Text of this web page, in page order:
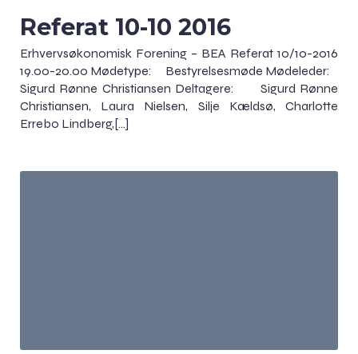
Referat 10-10 2016
Erhvervsøkonomisk Forening – BEA Referat 10/10-2016
19.00-20.00 Mødetype: Bestyrelsesmøde Mødeleder:
Sigurd Rønne Christiansen Deltagere: Sigurd Rønne
Christiansen, Laura Nielsen, Silje Kældsø, Charlotte
Errebo Lindberg,[…]